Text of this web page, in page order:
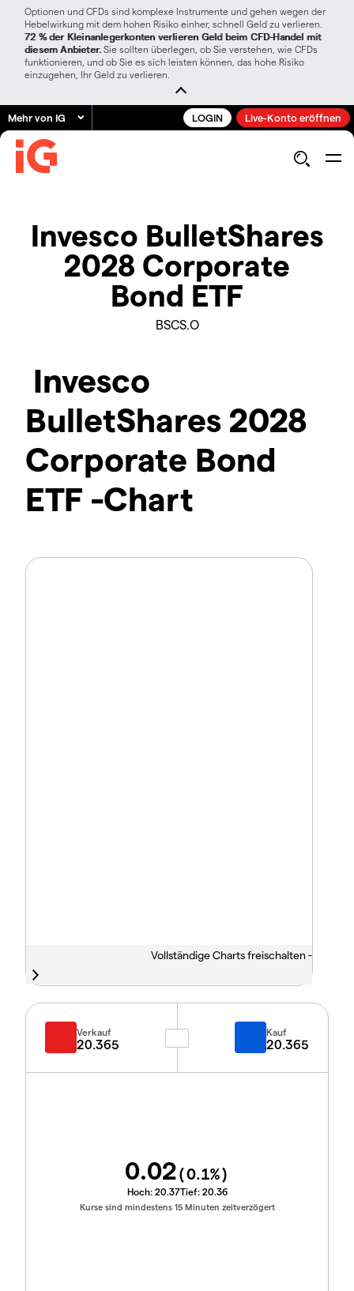
Optionen und CFDs sind komplexe Instrumente und gehen wegen der
Hebelwirkung mit dem hohen Risiko einher, schnell Geld zu verlieren.
72 % der Kleinanlegerkonten verlieren Geld beim CFD-Handel mit
diesem Anbieter. Sie sollten überlegen, ob Sie verstehen, wie CFDs
funktionieren, und ob Sie es sich leisten können, das hohe Risiko
einzugehen, Ihr Geld zu verlieren.
Mehr von IG LOGIN Live-Konto eröffnen
Invesco BulletShares
2028 Corporate
Bond ETF
BSCS.O
Invesco
BulletShares 2028
Corporate Bond
ETF -Chart
Vollständige Charts freischalten -
Verkauf
20.365
Kauf
20.365
0.02(0.1%)
Hoch: 20.37Tief: 20.36
Kurse sind mindestens 15 Minuten zeitverzögert